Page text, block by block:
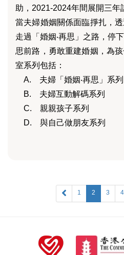
助，2021-2024年間展開三年
當夫婦婚姻關係面臨掙扎，
走過「婚姻‧再思」之路，停
思前路，勇敢重建婚姻，為
室系列包括：
A. 夫婦「婚姻‧再思」系列
B. 夫婦互動解碼系列
C. 親親孩子系列
D. 與自己做朋友系列
1 2 3 4